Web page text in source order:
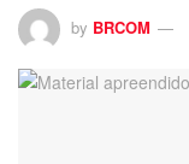
by BRCOM